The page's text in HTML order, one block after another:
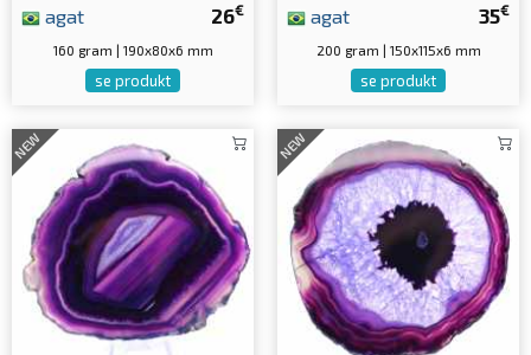
26€
agat
160 gram | 190x80x6 mm
se produkt
35€
agat
200 gram | 150x115x6 mm
se produkt
NEW NEW